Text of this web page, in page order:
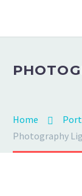
Home
Photography